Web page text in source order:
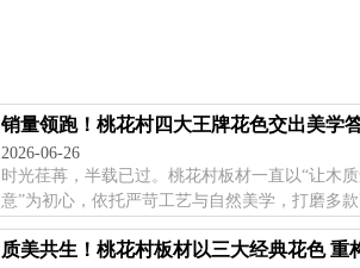
销量领跑！桃花村四大王牌花色交出美学
2026-06-26
时光荏苒，半载已过。桃花村板材一直以“让木
意”为初心，依托严苛工艺与自然美学，打磨多